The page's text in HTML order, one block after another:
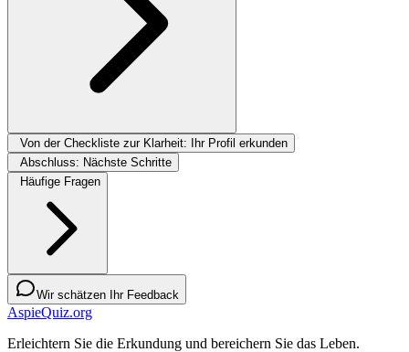
Von der Checkliste zur Klarheit: Ihr Profil erkunden
Abschluss: Nächste Schritte
Häufige Fragen
Wir schätzen Ihr Feedback
AspieQuiz.org
Erleichtern Sie die Erkundung und bereichern Sie das Leben.